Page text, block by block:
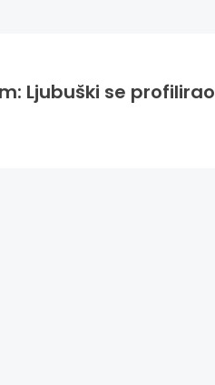
Ljubuški se